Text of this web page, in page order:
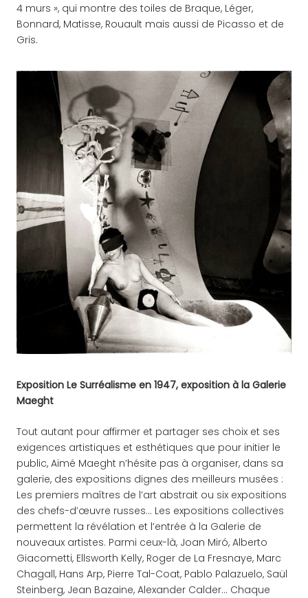
4 murs », qui montre des toiles de Braque, Léger,
Bonnard, Matisse, Rouault mais aussi de Picasso et de
Gris.
Exposition Le Surréalisme en 1947, exposition à la Galerie
Maeght
Tout autant pour affirmer et partager ses choix et ses
exigences artistiques et esthétiques que pour initier le
public, Aimé Maeght n’hésite pas à organiser, dans sa
galerie, des expositions dignes des meilleurs musées :
Les premiers maîtres de l’art abstrait ou six expositions
des chefs-d’œuvre russes… Les expositions collectives
permettent la révélation et l’entrée à la Galerie de
nouveaux artistes. Parmi ceux-là, Joan Miró, Alberto
Giacometti, Ellsworth Kelly, Roger de La Fresnaye, Marc
Chagall, Hans Arp, Pierre Tal-Coat, Pablo Palazuelo, Saül
Steinberg, Jean Bazaine, Alexander Calder… Chaque